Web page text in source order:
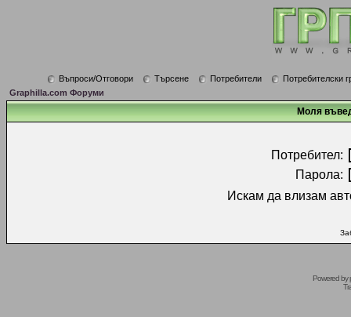
Въпроси/Отговори Търсене Потребители
Потребителски
Graphilla.com Форуми
Моля
Потребител:
Парола:
Искам да влизам
Powered by